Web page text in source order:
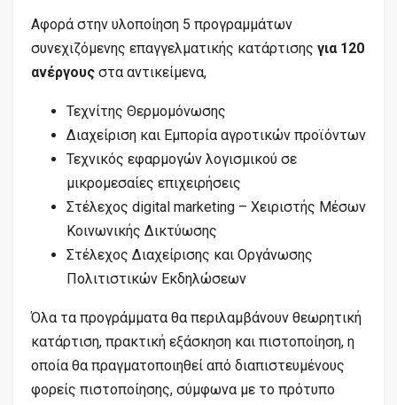
Αφορά στην υλοποίηση 5 προγραμμάτων
συνεχιζόμενης επαγγελματικής κατάρτισης για 120
ανέργους στα αντικείμενα,
Τεχνίτης Θερμομόνωσης
Διαχείριση και Εμπορία αγροτικών προϊόντων
Τεχνικός εφαρμογών λογισμικού σε
μικρομεσαίες επιχειρήσεις
Στέλεχος digital marketing – Χειριστής Μέσων
Κοινωνικής Δικτύωσης
Στέλεχος Διαχείρισης και Οργάνωσης
Πολιτιστικών Εκδηλώσεων
Όλα τα προγράμματα θα περιλαμβάνουν θεωρητική
κατάρτιση, πρακτική εξάσκηση και πιστοποίηση, η
οποία θα πραγματοποιηθεί από διαπιστευμένους
φορείς πιστοποίησης, σύμφωνα με το πρότυπο